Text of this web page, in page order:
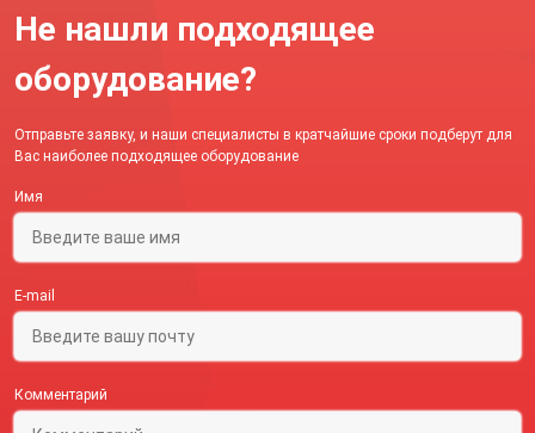
Не нашли подходящее
оборудование?
Отправьте заявку, и наши специалисты в кратчайшие сроки подберут для
Вас наиболее подходящее оборудование
Имя
E-mail
Комментарий